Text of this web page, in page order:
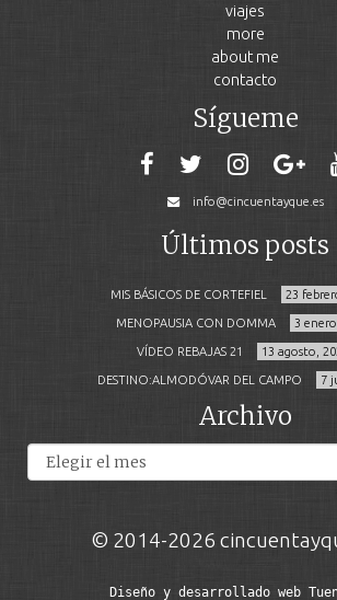
viajes
more
about me
contacto
Sígueme
info@cincuentayque.es
Últimos posts
MIS BÁSICOS DE CORTEFIEL 23
MENOPAUSIA CON DOMMA 3
VÍDEO REBAJAS 21 13 agosto,
DESTINO:ALMODÓVAR DEL CAMPO 7
Archivo
© 2014-2026
Diseño y desarrollado web